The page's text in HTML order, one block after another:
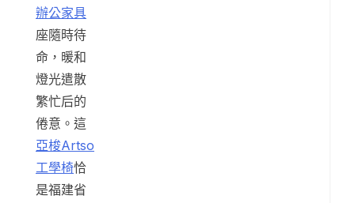
辦公家具
座隨時待
命，暖和
燈光遣散
繁忙后的
倦意。這
亞梭Artso
工學椅恰
是福建省